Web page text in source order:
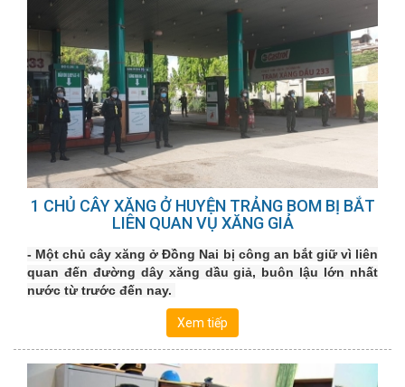
1 CHỦ CÂY XĂNG Ở HUYỆN TRẢNG BOM BỊ BẮT
LIÊN QUAN VỤ XĂNG GIẢ
- Một chủ cây xăng ở Đồng Nai bị công an bắt giữ vì liên
quan đến đường dây xăng dầu giả, buôn lậu lớn nhất
nước từ trước đến nay.
Xem tiếp